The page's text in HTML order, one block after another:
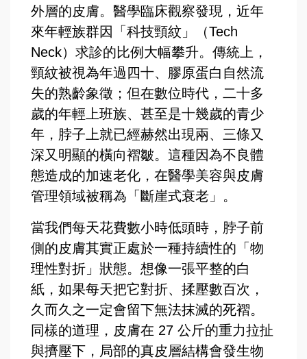
外層的皮膚。醫學臨床觀察發現，近年
來年輕族群因「科技頸紋」（Tech
Neck）求診的比例大幅攀升。傳統上，
頸紋被視為年過四十、膠原蛋白自然流
失的熟齡象徵；但在數位時代，二十多
歲的年輕上班族、甚至是十幾歲的青少
年，脖子上就已經赫然出現兩、三條又
深又明顯的橫向褶皺。這種因為不良體
態造成的加速老化，在醫學美容與皮膚
管理領域被稱為「斷崖式衰老」。
當我們每天花費數小時低頭時，脖子前
側的皮膚其實正處於一種持續性的「物
理性對折」狀態。想像一張平整的白
紙，如果每天把它對折、揉壓數百次，
久而久之一定會留下無法抹滅的死褶。
同樣的道理，皮膚在 27 公斤的重力拉扯
與擠壓下，局部的真皮層結構會發生物